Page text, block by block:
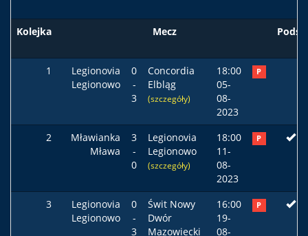
Kolejka Mecz Podst
1
Legionovia
Legionowo
0
-
3
Concordia
Elbląg
(szczegóły)
18:00
05-
08-
2023
P
2
Mławianka
Mława
3
-
0
Legionovia
Legionowo
(szczegóły)
18:00
11-
08-
2023
P
3
Legionovia
Legionowo
0
-
3
Świt Nowy
Dwór
Mazowiecki
16:00
19-
08-
P